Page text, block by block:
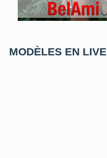
MODÈLES EN LIVE